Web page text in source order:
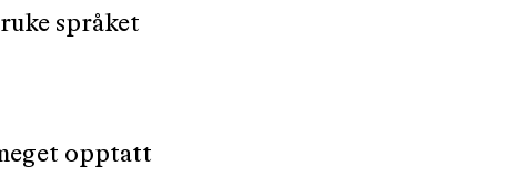
språket
opptatt